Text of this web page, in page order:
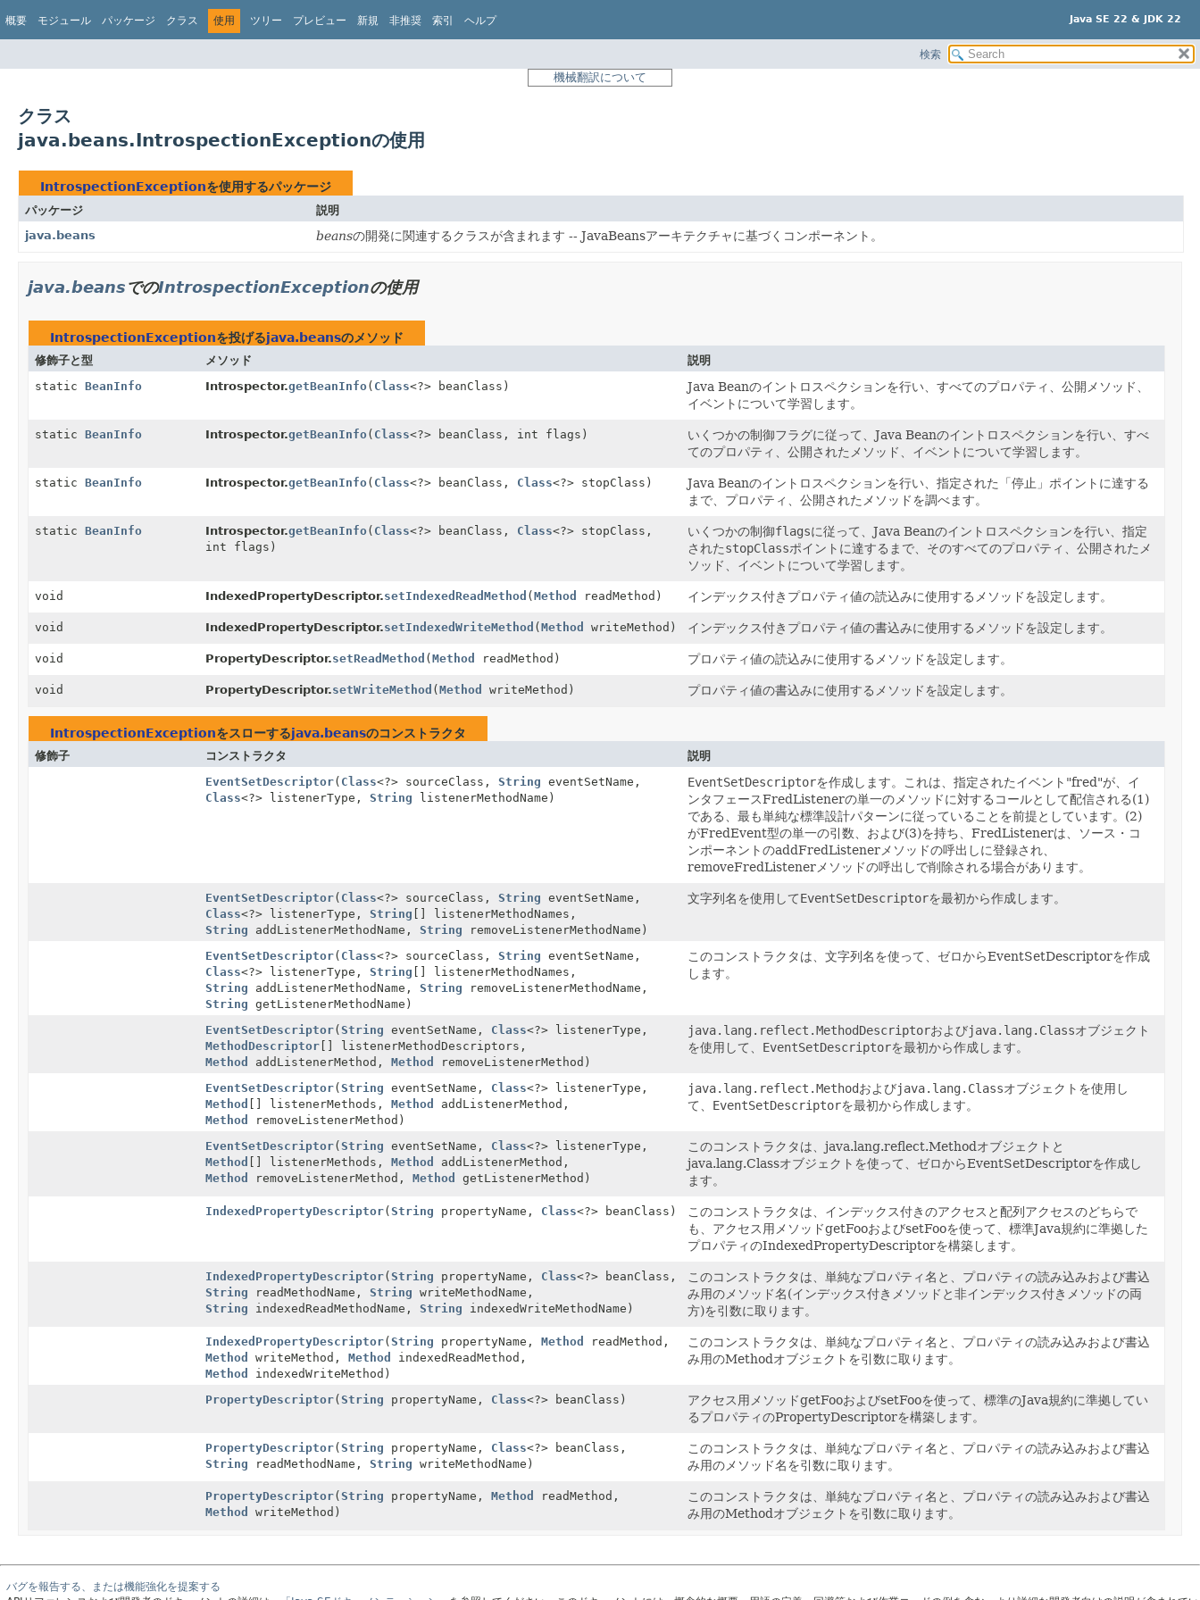
Java SE 22 & JDK 22
概要 モジュール パッケージ クラス 使用 ツリー プレビュー 新規 非推奨 索引 ヘルプ
検索
機械翻訳について
クラス
java.beans.IntrospectionExceptionの使用
IntrospectionExceptionを使用するパッケージ
パッケージ
説明
java.beans
beansの開発に関連するクラスが含まれます -- JavaBeansアーキテクチャに基づくコンポーネント。
java.beansでのIntrospectionExceptionの使用
IntrospectionExceptionを投げるjava.beansのメソッド
修飾子と型 メソッド
説明
static BeanInfo Introspector.getBeanInfo( Class<?> beanClass)
Java Beanのイントロスペクションを行い、すべてのプロパティ、公開メソッド、
イベントについて学習します。
static BeanInfo Introspector.getBeanInfo( Class<?> beanClass, int flags)
いくつかの制御フラグに従って、Java Beanのイントロスペクションを行い、すべ
てのプロパティ、公開されたメソッド、イベントについて学習します。
static BeanInfo Introspector.getBeanInfo( Class<?> beanClass, Class<?> stopClass)
Java Beanのイントロスペクションを行い、指定された「停止」ポイントに達する
まで、プロパティ、公開されたメソッドを調べます。
static BeanInfo Introspector.getBeanInfo( Class<?> beanClass, Class<?> stopClass,
int flags)
いくつかの制御flagsに従って、Java Beanのイントロスペクションを行い、指定
されたstopClassポイントに達するまで、そのすべてのプロパティ、公開されたメ
ソッド、イベントについて学習します。
void IndexedPropertyDescriptor.setIndexedReadMethod (Method readMethod) インデックス付きプロパティ値の読込みに使用するメソッドを設定します。
void IndexedPropertyDescriptor.setIndexedWriteMethod (Method writeMethod) インデックス付きプロパティ値の書込みに使用するメソッドを設定します。
void PropertyDescriptor.setReadMethod (Method readMethod) プロパティ値の読込みに使用するメソッドを設定します。
void PropertyDescriptor.setWriteMethod (Method writeMethod) プロパティ値の書込みに使用するメソッドを設定します。
IntrospectionExceptionをスローするjava.beansのコンストラクタ
修飾子 コンストラクタ
説明
EventSetDescriptor( Class<?> sourceClass, String eventSetName,
Class<?> listenerType, String listenerMethodName)
EventSetDescriptorを作成します。これは、指定されたイベント"fred"が、イ
ンタフェースFredListenerの単一のメソッドに対するコールとして配信される(1)
である、最も単純な標準設計パターンに従っていることを前提としています。(2)
がFredEvent型の単一の引数、および(3)を持ち、FredListenerは、ソース・コ
ンポーネントのaddFredListenerメソッドの呼出しに登録され、
removeFredListenerメソッドの呼出しで削除される場合があります。
EventSetDescriptor( Class<?> sourceClass, String eventSetName,
Class<?> listenerType, String [] listenerMethodNames,
String addListenerMethodName, String removeListenerMethodName)
文字列名を使用してEventSetDescriptorを最初から作成します。
EventSetDescriptor( Class<?> sourceClass, String eventSetName,
Class<?> listenerType, String [] listenerMethodNames,
String addListenerMethodName, String removeListenerMethodName,
String getListenerMethodName)
このコンストラクタは、文字列名を使って、ゼロからEventSetDescriptorを作成
します。
EventSetDescriptor(String eventSetName, Class<?> listenerType,
MethodDescriptor[] listenerMethodDescriptors,
Method
addListenerMethod, Method removeListenerMethod)
java.lang.reflect.MethodDescriptorおよびjava.lang.Classオブジェクト
を使用して、 EventSetDescriptorを最初から作成します。
EventSetDescriptor(String eventSetName, Class<?> listenerType,
Method [] listenerMethods, Method
addListenerMethod,
Method
removeListenerMethod)
java.lang.reflect.Methodおよびjava.lang.Classオブジェクトを使用し
て、 EventSetDescriptorを最初から作成します。
EventSetDescriptor(String eventSetName, Class<?> listenerType,
Method [] listenerMethods, Method
addListenerMethod,
Method
removeListenerMethod, Method getListenerMethod)
このコンストラクタは、java.lang.reflect.Methodオブジェクトと
java.lang.Classオブジェクトを使って、ゼロからEventSetDescriptorを作成し
ます。
IndexedPropertyDescriptor(String propertyName, Class<?> beanClass)
このコンストラクタは、インデックス付きのアクセスと配列アクセスのどちらで
も、アクセス用メソッドgetFooおよびsetFooを使って、標準Java規約に準拠した
プロパティのIndexedPropertyDescriptorを構築します。
IndexedPropertyDescriptor(String propertyName, Class<?> beanClass,
String readMethodName, String writeMethodName,
String indexedReadMethodName, String indexedWriteMethodName)
このコンストラクタは、単純なプロパティ名と、プロパティの読み込みおよび書込
み用のメソッド名(インデックス付きメソッドと非インデックス付きメソッドの両
方)を引数に取ります。
IndexedPropertyDescriptor(String propertyName, Method
readMethod,
Method
writeMethod, Method
indexedReadMethod,
Method
indexedWriteMethod)
このコンストラクタは、単純なプロパティ名と、プロパティの読み込みおよび書込
み用のMethodオブジェクトを引数に取ります。
PropertyDescriptor(String propertyName, Class<?> beanClass)
アクセス用メソッドgetFooおよびsetFooを使って、標準のJava規約に準拠してい
るプロパティのPropertyDescriptorを構築します。
PropertyDescriptor(String propertyName, Class<?> beanClass,
String readMethodName, String writeMethodName)
このコンストラクタは、単純なプロパティ名と、プロパティの読み込みおよび書込
み用のメソッド名を引数に取ります。
PropertyDescriptor(String propertyName, Method
readMethod,
Method
writeMethod)
このコンストラクタは、単純なプロパティ名と、プロパティの読み込みおよび書込
み用のMethodオブジェクトを引数に取ります。
バグを報告する、または機能強化を提案する